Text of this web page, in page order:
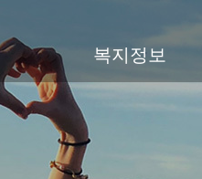
복지정보